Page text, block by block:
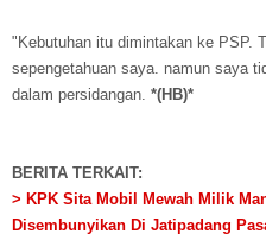
"Kebutuhan itu dimintakan ke PSP.
sepengetahuan saya. namun saya
dalam persidangan. *(HB)*
BERITA TERKAIT:
> KPK Sita Mobil Mewah Milik
Disembunyikan Di Jatipadang